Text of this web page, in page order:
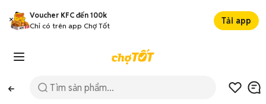
Voucher KFC đến 100k
Chỉ có trên app Chợ Tốt
Tải app